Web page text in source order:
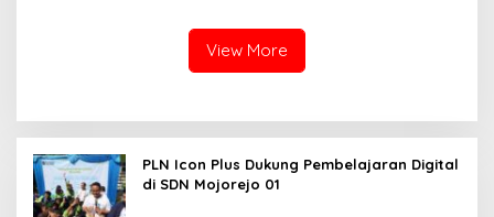
View More
PLN Icon Plus Dukung Pembelajaran Digital
di SDN Mojorejo 01